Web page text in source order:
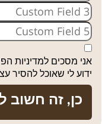
אני מסכים למדיניות
ידוע לי שאוכל להסיר
כן, זה חשוב